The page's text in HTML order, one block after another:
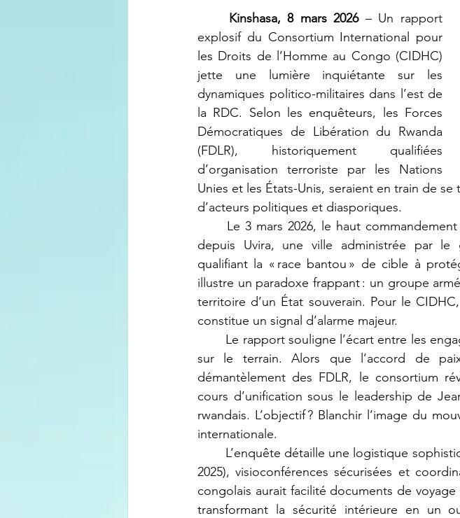
	Kinshasa, 8 mars 2026
– Un rapport
explosif du Consortium International pour
les Droits de l’Homme au Congo (CIDHC)
jette une lumière inquiétante sur les
dynamiques politico-militaires dans l’est de
la RDC. Selon les enquêteurs, les Forces
Démocratiques de Libération du Rwanda
(FDLR), historiquement qualifiées
d’organisation terroriste par les Nations
Unies et les États-Unis, seraient en train de
d’acteurs politiques et diasporiques.
depuis Uvira, une ville administrée par le
qualifiant la « race bantou » de cible à
illustre un paradoxe frappant : un groupe
territoire d’un État souverain. Pour le
constitue un signal d’alarme majeur.
sur le terrain. Alors que l’accord de
démantèlement des FDLR, le consortium
cours d’unification sous le leadership de
rwandais. L’objectif ? Blanchir l’image du
internationale.
2025), visioconférences sécurisées et
congolais aurait facilité documents de
transformant la sécurité intérieure en un